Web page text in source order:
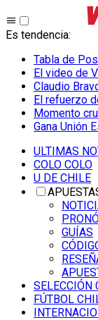
Es tendencia:
Tabla de
El video de
Claudio
El refuerzo
Momento
Gana Unión
ULTIMAS
COLO COLO
U DE CHILE
GUÍAS
SELECCIÓN
FÚTBOL